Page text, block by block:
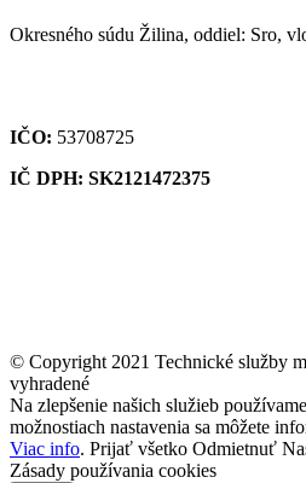
Okresného súdu Žilina, oddiel: Sro,
IČO: 53708725
IČ DPH: SK2121472375
© Copyright 2021 Technické služby
vyhradené
Na zlepšenie našich služieb
možnostiach nastavenia sa môžete
Viac info. Prijať všetko Odmietnuť
Zásady používania cookies